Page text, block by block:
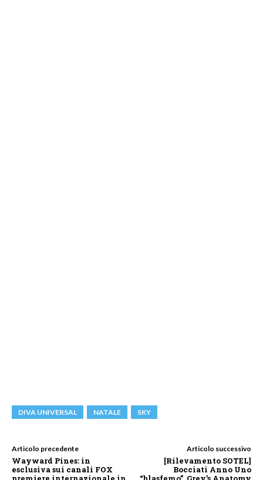
DIVA UNIVERSAL NATALE SKY
Articolo precedente
Wayward Pines: in
esclusiva sui canali FOX
Articolo successivo
[Rilevamento SOTEL]
Bocciati Anno Uno